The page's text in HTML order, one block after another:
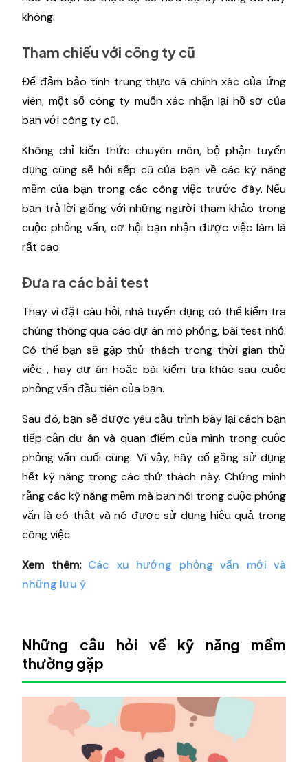
không.
Tham chiếu với công ty cũ
Để đảm bảo tính trung thực và chính xác của ứng
viên, một số công ty muốn xác nhận lại hồ sơ của
bạn với công ty cũ.
Không chỉ kiến ​​thức chuyên môn, bộ phận tuyển
dụng cũng sẽ hỏi sếp cũ của bạn về các kỹ năng
mềm của bạn trong các công việc trước đây. Nếu
bạn trả lời giống với những người tham khảo trong
cuộc phỏng vấn, cơ hội bạn nhận được việc làm là
rất cao.
Đưa ra các bài test
Thay vì đặt câu hỏi, nhà tuyển dụng có thể kiểm tra
chúng thông qua các dự án mô phỏng, bài test nhỏ.
Có thể bạn sẽ gặp thử thách trong thời gian thử
việc , hay dự án hoặc bài kiểm tra khác sau cuộc
phỏng vấn đầu tiên của bạn.
Sau đó, bạn sẽ được yêu cầu trình bày lại cách bạn
tiếp cận dự án và quan điểm của mình trong cuộc
phỏng vấn cuối cùng. Vì vậy, hãy cố gắng sử dụng
hết kỹ năng trong các thử thách này. Chứng minh
rằng các kỹ năng mềm mà bạn nói trong cuộc phỏng
vấn là có thật và nó được sử dụng hiệu quả trong
công việc.
Xem thêm: Các xu hướng phỏng vấn mới và
những lưu ý
Những câu hỏi về kỹ năng mềm
thường gặp